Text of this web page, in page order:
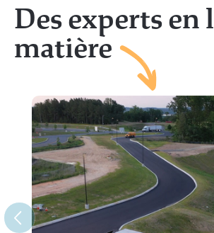
Des experts en
matière